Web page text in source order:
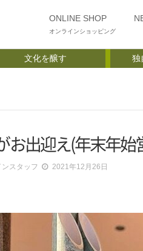
ONLINE SHOP
オンラインショッピング
文化を醸す 独
お出迎え(年末年始
スタッフ 2021年12月26日